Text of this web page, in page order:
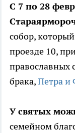
С 7 по 28
собор,
проезде 10,
православных
брака,Петра и
У святых
семейном